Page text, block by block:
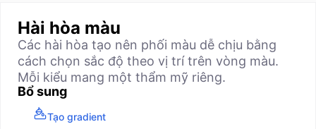
Hài hòa màu
Các hài hòa tạo nên phối màu dễ chịu bằng
cách chọn sắc độ theo vị trí trên vòng màu.
Mỗi kiểu mang một thẩm mỹ riêng.
Bổ sung
Tạo gradient